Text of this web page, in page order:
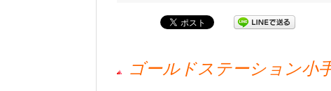
ゴールドステーション小